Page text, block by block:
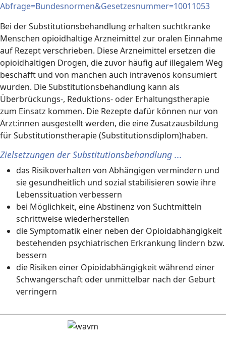
Abfrage=Bundesnormen&Gesetzesnummer=10011053
Bei der Substitutionsbehandlung erhalten suchtkranke
Menschen opioidhaltige Arzneimittel zur oralen Einnahme
auf Rezept verschrieben. Diese Arzneimittel ersetzen die
opioidhaltigen Drogen, die zuvor häufig auf illegalem Weg
beschafft und von manchen auch intravenös konsumiert
wurden. Die Substitutionsbehandlung kann als
Überbrückungs-, Reduktions- oder Erhaltungstherapie
zum Einsatz kommen. Die Rezepte dafür können nur von
Ärzt:innen ausgestellt werden, die eine Zusatzausbildung
für Substitutionstherapie (Substitutionsdiplom)haben.
Zielsetzungen der Substitutionsbehandlung ...
das Risikoverhalten von Abhängigen vermindern und
sie gesundheitlich und sozial stabilisieren sowie ihre
Lebenssituation verbessern
bei Möglichkeit, eine Abstinenz von Suchtmitteln
schrittweise wiederherstellen
die Symptomatik einer neben der Opioidabhängigkeit
bestehenden psychiatrischen Erkrankung lindern bzw.
bessern
die Risiken einer Opioidabhängigkeit während einer
Schwangerschaft oder unmittelbar nach der Geburt
verringern